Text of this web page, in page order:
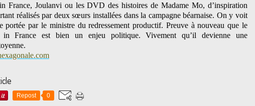
France, Joulanvi ou les DVD des histoires de Madame Mo, d’inspiration
réalisés par deux sœurs installées dans la campagne béarnaise. On y voit
portée par le ministre du redressement productif. Preuve à nouveau que le
France est bien un enjeu politique. Vivement qu’il devienne une
Repost 0